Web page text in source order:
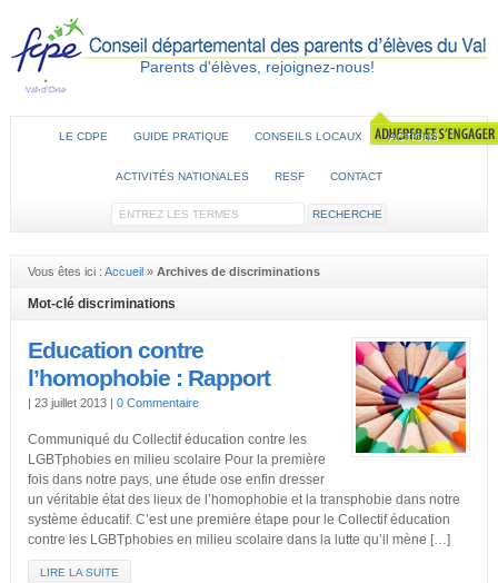
Parents d'élèves, rejoignez-nous!
LE CDPE GUIDE PRATIQUE CONSEILS LOCAUX ACTIONS
ACTIVITÉS NATIONALES RESF CONTACT
Vous êtes ici : Accueil» Archives de discriminations
Mot-clé discriminations
Education contre
l’homophobie : Rapport
| 23 juillet 2013 | 0 Commentaire
Communiqué du Collectif éducation contre les
LGBTphobies en milieu scolaire Pour la première
fois dans notre pays, une étude ose enfin dresser
un véritable état des lieux de l’homophobie et la transphobie dans notre
système éducatif. C’est une première étape pour le Collectif éducation
contre les LGBTphobies en milieu scolaire dans la lutte qu’il mène […]
LIRE LA SUITE